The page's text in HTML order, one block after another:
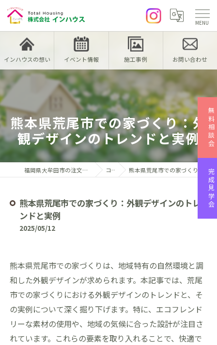
インハウスの想い イベント情報 施工事例 お問い合わせ
熊本県荒尾市での家づくり：外
観デザインのトレンドと実例
福岡県大牟田市の注文住宅なら株式会社インハウス コラム 熊本県荒尾市での家づくり：外観デザインのトレンドと実例
熊本県荒尾市での家づくり：外観デザインのトレ
ンドと実例
2025/05/12
熊本県荒尾市での家づくりは、地域特有の自然環境と調
和した外観デザインが求められます。本記事では、荒尾
市での家づくりにおける外観デザインのトレンドと、そ
の実例について深く掘り下げます。特に、エコフレンド
リーな素材の使用や、地域の気候に合った設計が注目さ
れています。これらの要素を取り入れることで、快適で
無料相談会
完成見学会